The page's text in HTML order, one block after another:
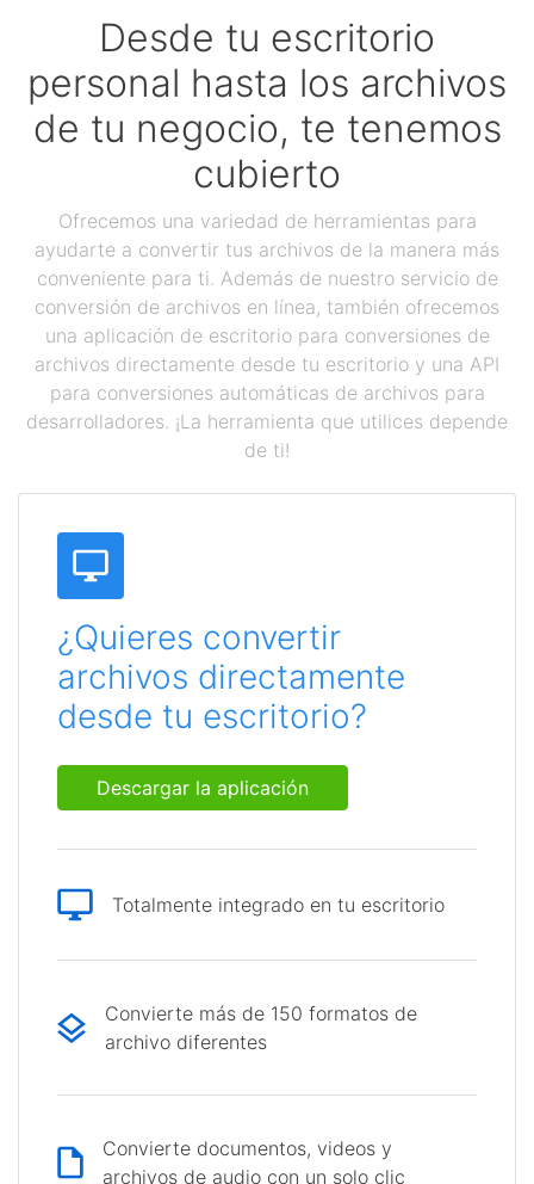
Desde tu escritorio
personal hasta los archivos
de tu negocio, te tenemos
cubierto
Ofrecemos una variedad de herramientas para
ayudarte a convertir tus archivos de la manera más
conveniente para ti. Además de nuestro servicio de
conversión de archivos en línea, también ofrecemos
una aplicación de escritorio para conversiones de
archivos directamente desde tu escritorio y una API
para conversiones automáticas de archivos para
desarrolladores. ¡La herramienta que utilices depende
de ti!
¿Quieres convertir
archivos directamente
desde tu escritorio?
Descargar la aplicación
Totalmente integrado en tu escritorio
Convierte más de 150 formatos de
archivo diferentes
Convierte documentos, videos y
archivos de audio con un solo clic